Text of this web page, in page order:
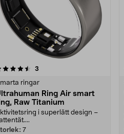
3
ringar
Ring Air smart
Raw Titanium
i superlätt design –
7
5.0 av 5 stjärnor